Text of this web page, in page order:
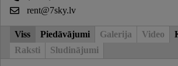
rent@7sky.lv
Viss Piedāvājumi Galerija Video
Raksti
Sludinājumi